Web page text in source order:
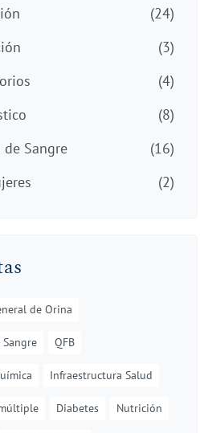
(24)
(3)
(4)
(8)
Sangre
(16)
(2)
de Orina
QFB
Infraestructura Salud
Diabetes Nutrición